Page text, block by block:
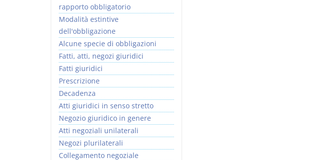
rapporto obbligatorio
Modalità estintive
dell'obbligazione
Alcune specie di obbligazioni
Fatti, atti, negozi giuridici
Fatti giuridici
Prescrizione
Decadenza
Atti giuridici in senso stretto
Negozio giuridico in genere
Atti negoziali unilaterali
Negozi plurilaterali
Collegamento negoziale